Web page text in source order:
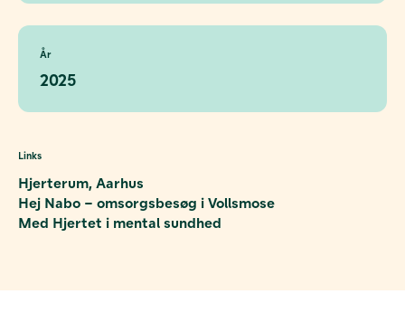
År
2025
Links
Hjerterum, Aarhus
Hej Nabo – omsorgsbesøg i Vollsmose
Med Hjertet i mental sundhed